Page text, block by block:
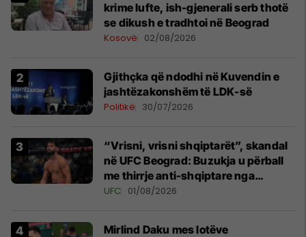
krime lufte, ish-gjenerali serb thotë
se dikush e tradhtoi në Beograd
Kosovë 02/08/2026
Gjithçka që ndodhi në Kuvendin e
jashtëzakonshëm të LDK-së
Politikë 30/07/2026
“Vrisni, vrisni shqiptarët”, skandal
në UFC Beograd: Buzukja u përball
me thirrje anti-shqiptare nga
tribunat
UFC 01/08/2026
Mirlind Daku mes lotëve